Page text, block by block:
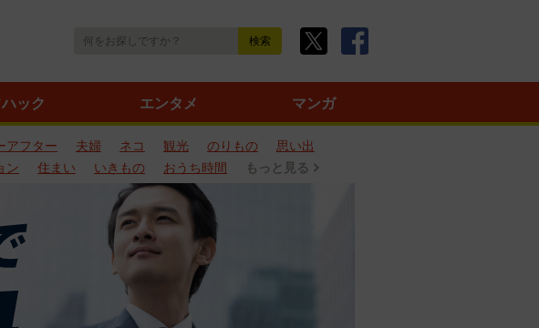
ック エンタメ マンガ
アフター 夫婦 ネコ 観光 のりもの
思い出
ン 住まい いきもの おうち時間 もっと見る